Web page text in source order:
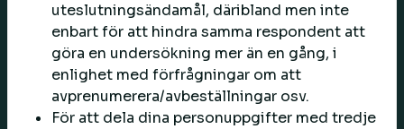
uteslutningsändamål, däribland men inte
enbart för att hindra samma respondent att
göra en undersökning mer än en gång, i
enlighet med förfrågningar om att
avprenumerera/avbeställningar osv.
För att dela dina personuppgifter med tredje